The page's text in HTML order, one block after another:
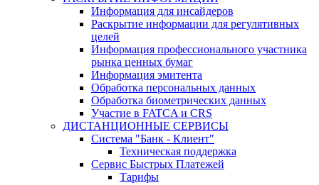
Информация для инсайдеров
Раскрытие информации для регулятивных
целей
Информация профессионального участника
рынка ценных бумаг
Информация эмитента
Обработка персональных данных
Обработка биометрических данных
Участие в FATCA и CRS
ДИСТАНЦИОННЫЕ СЕРВИСЫ
Система "Банк - Клиент"
Техническая поддержка
Сервис Быстрых Платежей
Тарифы